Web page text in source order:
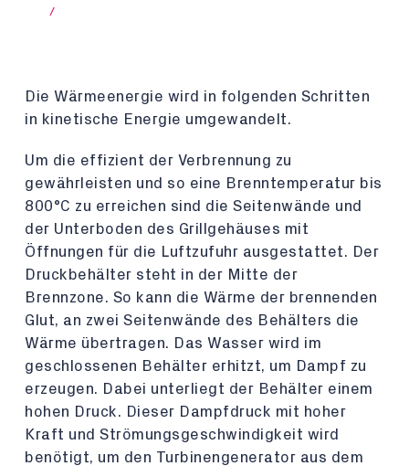
/
Die Wärmeenergie wird in folgenden Schritten
in kinetische Energie umgewandelt.
Um die effizient der Verbrennung zu
gewährleisten und so eine Brenntemperatur bis
800°C zu erreichen sind die Seitenwände und
der Unterboden des Grillgehäuses mit
Öffnungen für die Luftzufuhr ausgestattet. Der
Druckbehälter steht in der Mitte der
Brennzone. So kann die Wärme der brennenden
Glut, an zwei Seitenwände des Behälters die
Wärme übertragen. Das Wasser wird im
geschlossenen Behälter erhitzt, um Dampf zu
erzeugen. Dabei unterliegt der Behälter einem
hohen Druck. Dieser Dampfdruck mit hoher
Kraft und Strömungsgeschwindigkeit wird
benötigt, um den Turbinengenerator aus dem